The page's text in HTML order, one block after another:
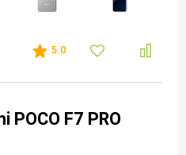
5.0
F7 PRO